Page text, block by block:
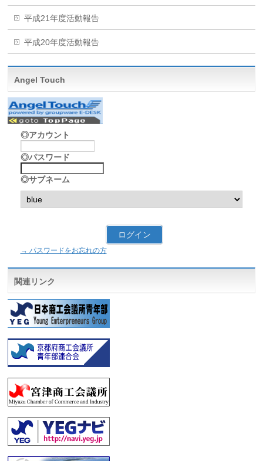
平成21年度活動報告
平成20年度活動報告
Angel Touch
◎アカウント
◎パスワード
◎サブネーム
→ パスワードをお忘れの方
関連リンク